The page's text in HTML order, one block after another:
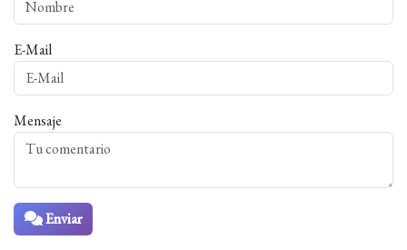
E-Mail
Mensaje
Enviar